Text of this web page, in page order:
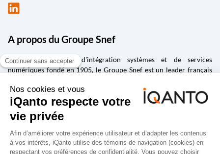
A propos du Groupe Snef
Groupe d'ingénierie, d'intégration systèmes et de services
numériques fondé en 1905, le Groupe Snef est un leader français
d’intégration et maintenance de systèmes électriques et
mécaniques ; de conception et fabrication de solutions
industrielles ; de la transformation numérique, de la gestion de la
donnée et de la cybersécurité ; d’édition et d’intégration de logiciels
spécialisés dans la conception, la vie des produits et la gestion de la
performance.